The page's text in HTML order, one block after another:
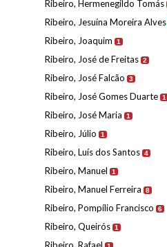
Ribeiro, Hermenegildo Tomás
Ribeiro, Jesuína Moreira Alves
Ribeiro, Joaquim 1
Ribeiro, José de Freitas 2
Ribeiro, José Falcão 3
Ribeiro, José Gomes Duarte 1
Ribeiro, José Maria 1
Ribeiro, Júlio 1
Ribeiro, Luís dos Santos 4
Ribeiro, Manuel 1
Ribeiro, Manuel Ferreira 8
Ribeiro, Pompílio Francisco 6
Ribeiro, Queirós 1